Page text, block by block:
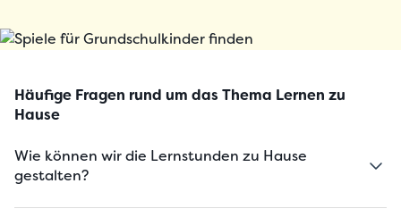
Häufige Fragen rund um das Thema Lernen zu
Hause
Wie können wir die Lernstunden zu Hause
gestalten?